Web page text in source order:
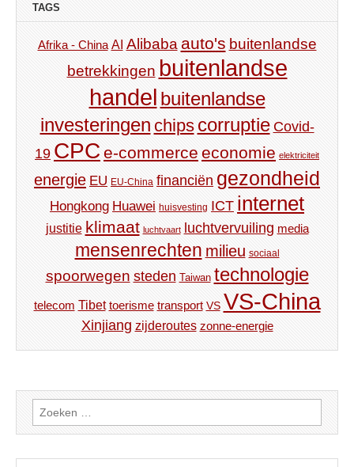
TAGS
Afrika - China AI Alibaba auto's buitenlandse
betrekkingen buitenlandse
handel buitenlandse
investeringen chips corruptie Covid-
19 CPC e-commerce economie elektriciteit
energie EU EU-China financiën gezondheid
Hongkong Huawei huisvesting ICT internet
justitie klimaat luchtvaart luchtvervuiling media
mensenrechten milieu sociaal
spoorwegen steden Taiwan technologie
telecom Tibet toerisme transport VS VS-China
Xinjiang zijderoutes zonne-energie
Zoeken
naar: